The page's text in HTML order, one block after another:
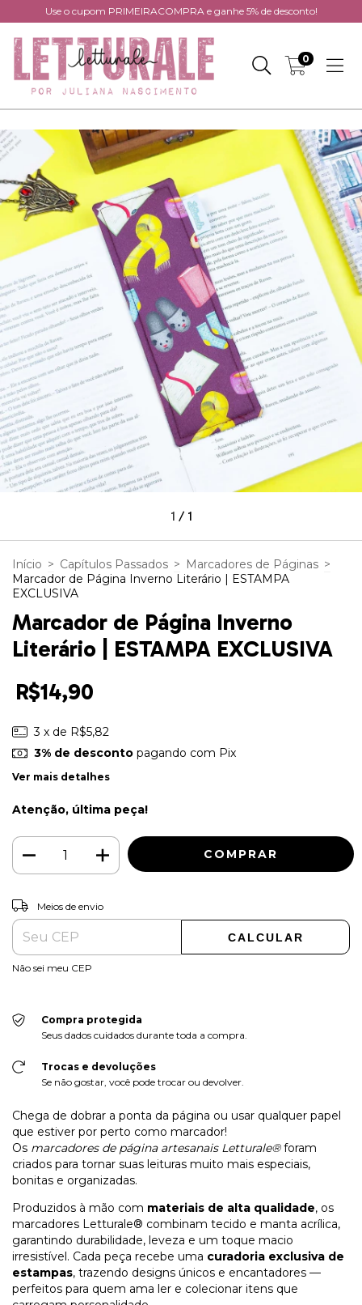
Use o cupom PRIMEIRACOMPRA e ganhe 5% de desconto!
0
1 / 1
Início > Capítulos Passados > Marcadores de Páginas >
Marcador de Página Inverno Literário | ESTAMPA
EXCLUSIVA
Marcador de Página Inverno
Literário | ESTAMPA EXCLUSIVA
R$14,90
3 x de R$5,82
3% de descontopagando com Pix
Ver mais detalhes
Atenção, última peça!
Entregas para o CEP:
Meios de envio
CALCULAR
Não sei meu CEP
Compra protegida
Seus dados cuidados durante toda a compra.
Trocas e devoluções
Se não gostar, você pode trocar ou devolver.
Chega de dobrar a ponta da página ou usar qualquer papel
que estiver por perto como marcador!
Os marcadores de página artesanais Letturale®foram
criados para tornar suas leituras muito mais especiais,
bonitas e organizadas.
Produzidos à mão com materiais de alta qualidade, os
marcadores Letturale® combinam tecido e manta acrílica,
garantindo durabilidade, leveza e um toque macio
irresistível. Cada peça recebe uma curadoria exclusiva de
estampas, trazendo designs únicos e encantadores —
perfeitos para quem ama ler e colecionar itens que